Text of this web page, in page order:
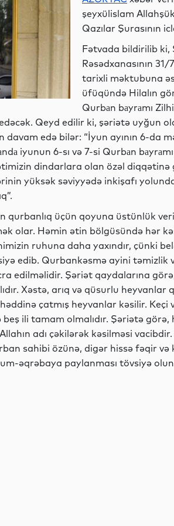
şeyxülislam
Qazılar Şurasının
Fətvada bildirilib ki,
Rəsədxanasının
tarixli məktubuna
üfüqündə Hilalın
Qurbаn bаyrаmı
Qeyd edilir ki, şəriətə uyğun
edə bilər: “İyun ayının 6-da
iyunun 6-sı və 7-si Qurbаn
dindarlara olan özəl diqqətinə
yüksək səviyyədə inkişafı
qurbanlıq üçün qoyuna üstünlük
olar. Həmin ətin bölgüsündə hər
ruhuna daha yaxındır, çünki
edib. Qurbankəsmə ayini təmizlik
edilməlidir. Şəriət qaydalarına
Xəstə, arıq və qüsurlu heyvanlar
çatmış heyvanlar kəsilir. Keçi
ili tamam olmalıdır. Şəriətə görə,
adı çəkilərək kəsilməsi
sahibi özünə, digər hissə fəqir və
əqrəbaya paylanması tövsiyə